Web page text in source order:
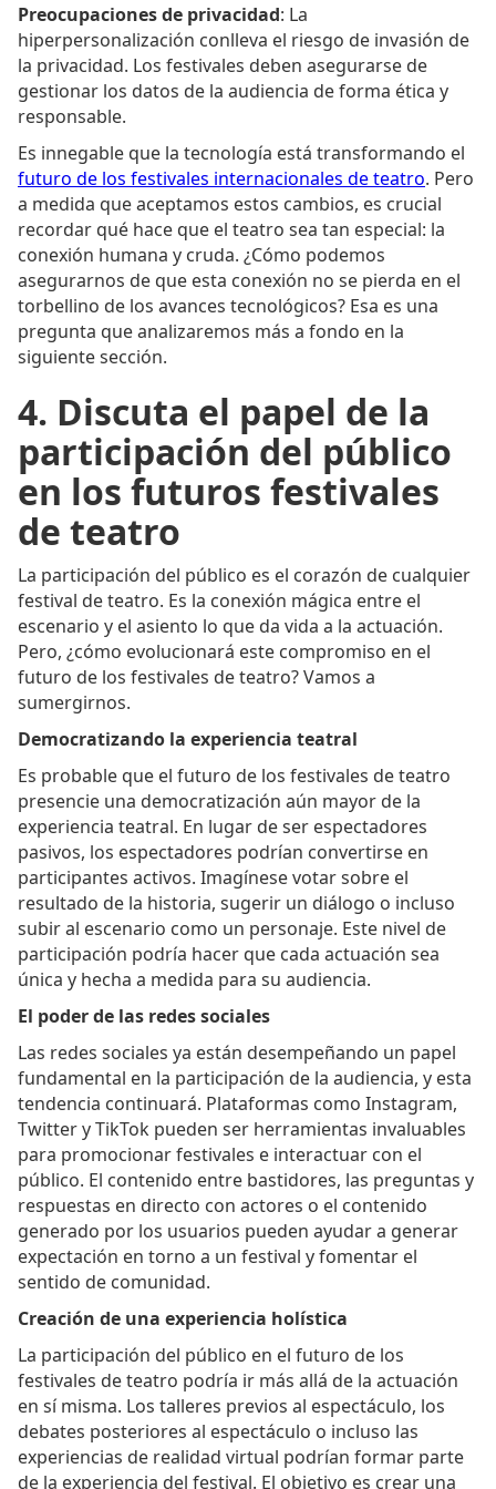
Preocupaciones de privacidad: La
hiperpersonalización conlleva el riesgo de invasión de
la privacidad. Los festivales deben asegurarse de
gestionar los datos de la audiencia de forma ética y
responsable.
Es innegable que la tecnología está transformando el
futuro de los festivales internacionales de teatro. Pero
a medida que aceptamos estos cambios, es crucial
recordar qué hace que el teatro sea tan especial: la
conexión humana y cruda. ¿Cómo podemos
asegurarnos de que esta conexión no se pierda en el
torbellino de los avances tecnológicos? Esa es una
pregunta que analizaremos más a fondo en la
siguiente sección.
4. Discuta el papel de la
participación del público
en los futuros festivales
de teatro
La participación del público es el corazón de cualquier
festival de teatro. Es la conexión mágica entre el
escenario y el asiento lo que da vida a la actuación.
Pero, ¿cómo evolucionará este compromiso en el
futuro de los festivales de teatro? Vamos a
sumergirnos.
Democratizando la experiencia teatral
Es probable que el futuro de los festivales de teatro
presencie una democratización aún mayor de la
experiencia teatral. En lugar de ser espectadores
pasivos, los espectadores podrían convertirse en
participantes activos. Imagínese votar sobre el
resultado de la historia, sugerir un diálogo o incluso
subir al escenario como un personaje. Este nivel de
participación podría hacer que cada actuación sea
única y hecha a medida para su audiencia.
El poder de las redes sociales
Las redes sociales ya están desempeñando un papel
fundamental en la participación de la audiencia, y esta
tendencia continuará. Plataformas como Instagram,
Twitter y TikTok pueden ser herramientas invaluables
para promocionar festivales e interactuar con el
público. El contenido entre bastidores, las preguntas y
respuestas en directo con actores o el contenido
generado por los usuarios pueden ayudar a generar
expectación en torno a un festival y fomentar el
sentido de comunidad.
Creación de una experiencia holística
La participación del público en el futuro de los
festivales de teatro podría ir más allá de la actuación
en sí misma. Los talleres previos al espectáculo, los
debates posteriores al espectáculo o incluso las
experiencias de realidad virtual podrían formar parte
de la experiencia del festival. El objetivo es crear una